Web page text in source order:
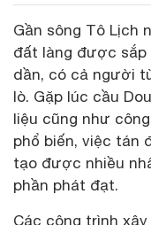
Gần sông Tô Lịch
đất làng được sắp
dần, có cả người
lò. Gặp lúc cầu
liệu cũng như
phổ biến, việc tán
tạo được nhiều
phần phát đạt.
Các công trình